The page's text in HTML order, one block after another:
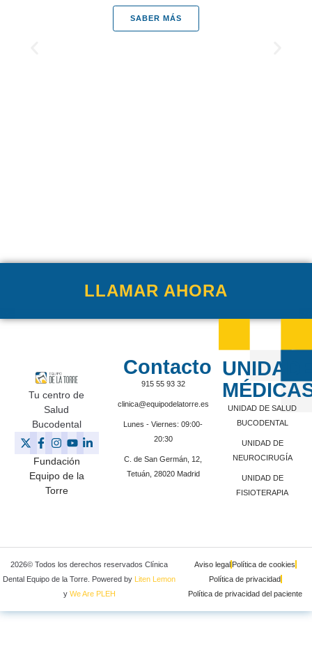
SABER MÁS
LLAMAR AHORA
Tu centro de
Salud
Bucodental
Fundación
Equipo de la
Torre
Contacto
915 55 93 32
clinica@equipodelatorre.es
Lunes - Viernes: 09:00-
20:30
C. de San Germán, 12,
Tetuán, 28020 Madrid
UNIDAD DE SALUD
BUCODENTAL
UNIDAD DE
NEUROCIRUGÍA
UNIDAD DE
FISIOTERAPIA
2026© Todos los derechos reservados Clínica
Dental Equipo de la Torre. Powered by Liten Lemon
y We Are PLEH
Aviso legal Política de cookies
Política de privacidad
Política de privacidad del paciente